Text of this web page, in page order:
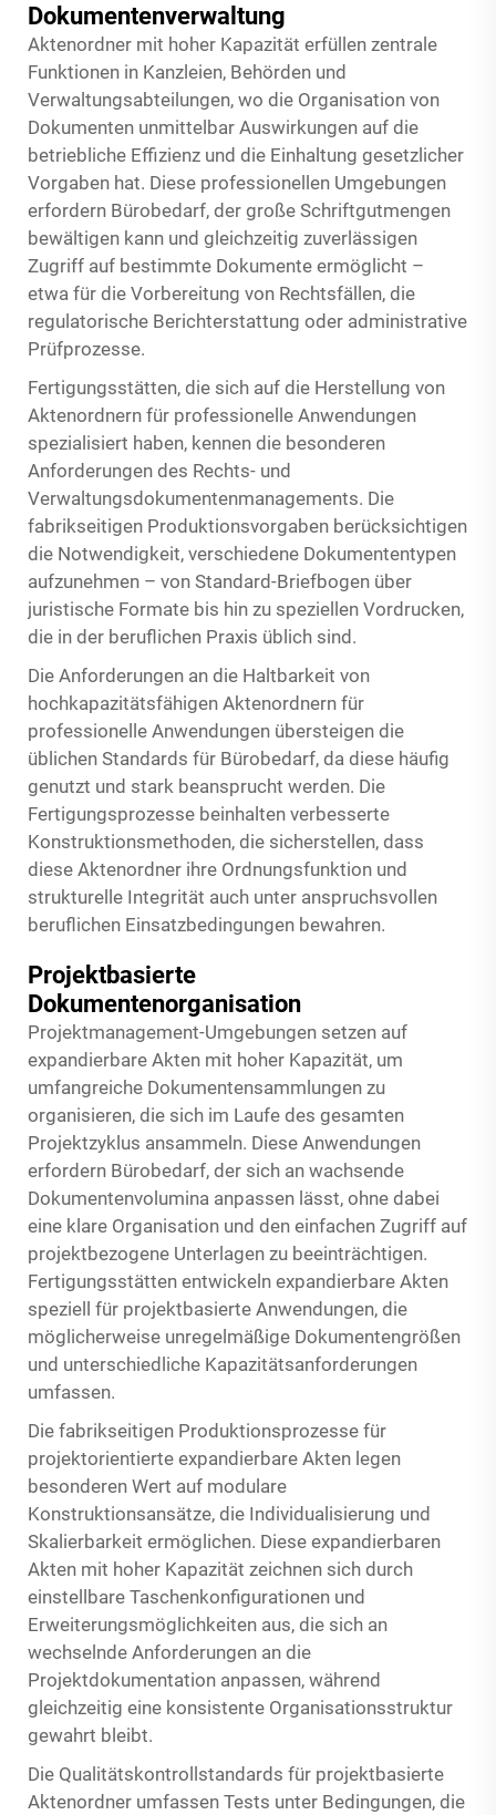
Dokumentenverwaltung
Aktenordner mit hoher Kapazität erfüllen zentrale
Funktionen in Kanzleien, Behörden und
Verwaltungsabteilungen, wo die Organisation von
Dokumenten unmittelbar Auswirkungen auf die
betriebliche Effizienz und die Einhaltung gesetzlicher
Vorgaben hat. Diese professionellen Umgebungen
erfordern Bürobedarf, der große Schriftgutmengen
bewältigen kann und gleichzeitig zuverlässigen
Zugriff auf bestimmte Dokumente ermöglicht –
etwa für die Vorbereitung von Rechtsfällen, die
regulatorische Berichterstattung oder administrative
Prüfprozesse.
Fertigungsstätten, die sich auf die Herstellung von
Aktenordnern für professionelle Anwendungen
spezialisiert haben, kennen die besonderen
Anforderungen des Rechts- und
Verwaltungsdokumentenmanagements. Die
fabrikseitigen Produktionsvorgaben berücksichtigen
die Notwendigkeit, verschiedene Dokumententypen
aufzunehmen – von Standard-Briefbogen über
juristische Formate bis hin zu speziellen Vordrucken,
die in der beruflichen Praxis üblich sind.
Die Anforderungen an die Haltbarkeit von
hochkapazitätsfähigen Aktenordnern für
professionelle Anwendungen übersteigen die
üblichen Standards für Bürobedarf, da diese häufig
genutzt und stark beansprucht werden. Die
Fertigungsprozesse beinhalten verbesserte
Konstruktionsmethoden, die sicherstellen, dass
diese Aktenordner ihre Ordnungsfunktion und
strukturelle Integrität auch unter anspruchsvollen
beruflichen Einsatzbedingungen bewahren.
Projektbasierte
Dokumentenorganisation
Projektmanagement-Umgebungen setzen auf
expandierbare Akten mit hoher Kapazität, um
umfangreiche Dokumentensammlungen zu
organisieren, die sich im Laufe des gesamten
Projektzyklus ansammeln. Diese Anwendungen
erfordern Bürobedarf, der sich an wachsende
Dokumentenvolumina anpassen lässt, ohne dabei
eine klare Organisation und den einfachen Zugriff auf
projektbezogene Unterlagen zu beeinträchtigen.
Fertigungsstätten entwickeln expandierbare Akten
speziell für projektbasierte Anwendungen, die
möglicherweise unregelmäßige Dokumentengrößen
und unterschiedliche Kapazitätsanforderungen
umfassen.
Die fabrikseitigen Produktionsprozesse für
projektorientierte expandierbare Akten legen
besonderen Wert auf modulare
Konstruktionsansätze, die Individualisierung und
Skalierbarkeit ermöglichen. Diese expandierbaren
Akten mit hoher Kapazität zeichnen sich durch
einstellbare Taschenkonfigurationen und
Erweiterungsmöglichkeiten aus, die sich an
wechselnde Anforderungen an die
Projektdokumentation anpassen, während
gleichzeitig eine konsistente Organisationsstruktur
gewahrt bleibt.
Die Qualitätskontrollstandards für projektbasierte
Aktenordner umfassen Tests unter Bedingungen, die